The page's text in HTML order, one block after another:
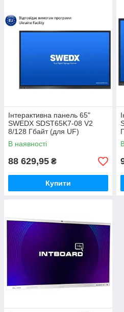
Інтерактивна панель 65"
SWEDX SDST65K7-08 V2
8/128 Гбайт (для UF)
В наявності
88 629,95 ₴
Купити